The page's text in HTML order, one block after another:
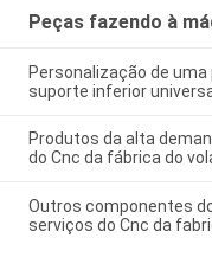
Peças fazendo à
Personalização de
suporte inferior
Produtos da alta
do Cnc da fábrica do
Outros componentes
serviços do Cnc da